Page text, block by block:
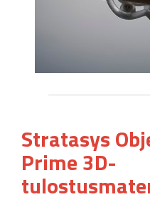
Stratasys
Prime 3D-